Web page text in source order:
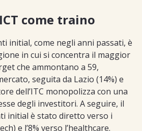
come traino
initial, come negli anni passati, è
in cui si concentra il maggior
che ammontano a 59,
seguita da Lazio (14%) e
dell’ITC monopolizza con una
degli investitori. A seguire, il
initial è stato diretto verso i
e l’8% verso l’healthcare.